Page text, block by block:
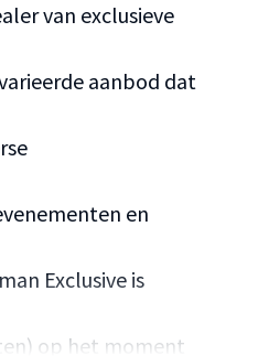
van exclusieve
aanbod dat
en
Exclusive is
op het moment